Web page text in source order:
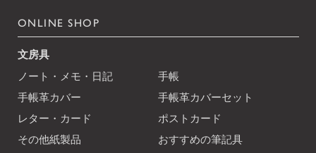
ONLINE SHOP
文房具
ノート・メモ・日記
手帳
手帳革カバー
手帳革カバーセット
レター・カード
ポストカード
その他紙製品
おすすめの筆記具